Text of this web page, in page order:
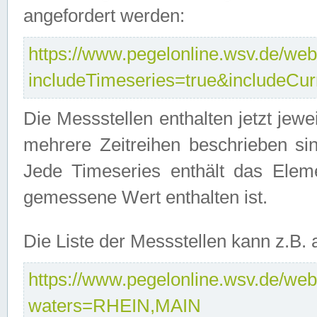
angefordert werden:
https://www.pegelonline.wsv.de/
Die Messstellen enthalten jetzt
mehrere Zeitreihen beschrieben
Jede Timeseries enthält das
gemessene Wert enthalten ist.
Die Liste der Messstellen kann
https://www.pegelonline.wsv.de/
waters=RHEIN,MAIN